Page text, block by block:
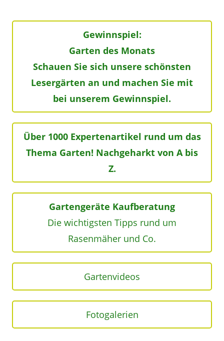
Gewinnspiel:
Garten des Monats
Schauen Sie sich unsere schönsten
Lesergärten an und machen Sie mit
bei unserem Gewinnspiel.
Über 1000 Expertenartikel rund um das
Thema Garten! Nachgeharkt von A bis
Z.
Gartengeräte Kaufberatung
Die wichtigsten Tipps rund um
Rasenmäher und Co.
Gartenvideos
Fotogalerien